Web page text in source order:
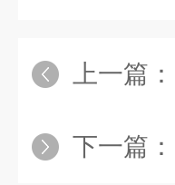
上一篇：
下一篇：